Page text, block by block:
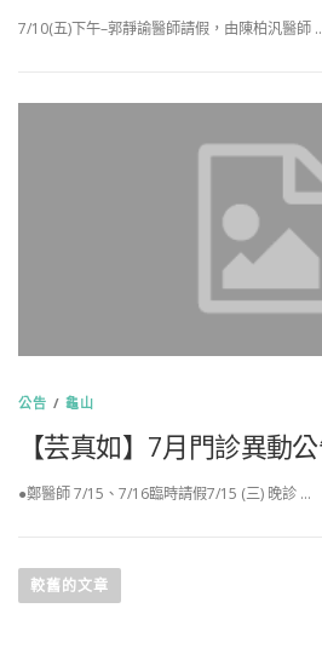
7/10(五)下午–郭靜諭醫師請假，由陳柏汎醫師
公告 /龜山
【芸真如】7月門診異動
●鄭醫師 7/15、7/16臨時請假7/15 (三) 晚診 …
較舊的文章